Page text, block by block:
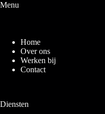
Menu
Home
Over ons
Werken bij
Contact
Diensten